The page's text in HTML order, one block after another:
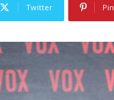
Twitter